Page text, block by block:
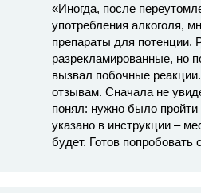
«Иногда, после
употребления алкоголя,
препараты для потенции.
разрекламированные, но
вызвал побочные
отзывам. Сначала не
понял: нужно было пройти
указано в инструкции –
будет. Готов попробовать